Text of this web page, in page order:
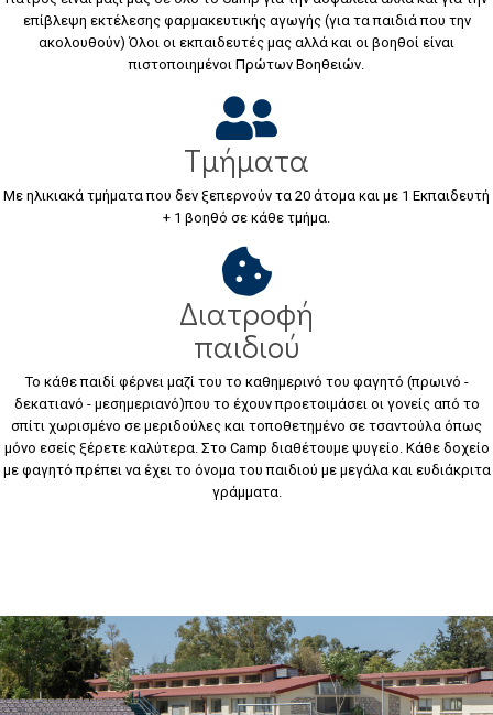
επίβλεψη εκτέλεσης φαρμακευτικής αγωγής (για τα παιδιά που την
ακολουθούν) Όλοι οι εκπαιδευτές μας αλλά και οι βοηθοί είναι
πιστοποιημένοι Πρώτων Βοηθειών.
Τμήματα
Με ηλικιακά τμήματα που δεν ξεπερνούν τα 20 άτομα και με 1 Εκπαιδευτή
+ 1 βοηθό σε κάθε τμήμα.
Διατροφή
παιδιού
Το κάθε παιδί φέρνει μαζί του το καθημερινό του φαγητό (πρωινό -
δεκατιανό - μεσημεριανό)που το έχουν προετοιμάσει οι γονείς από το
σπίτι χωρισμένο σε μεριδούλες και τοποθετημένο σε τσαντούλα όπως
μόνο εσείς ξέρετε καλύτερα. Στο Camp διαθέτουμε ψυγείο. Κάθε δοχείο
με φαγητό πρέπει να έχει το όνομα του παιδιού με μεγάλα και ευδιάκριτα
γράμματα.